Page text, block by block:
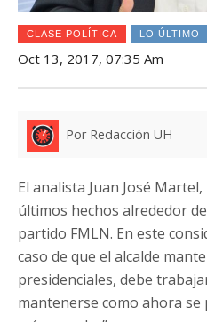
CLASE POLÍTICA LO ÚLTIMO
Oct 13, 2017, 07:35 Am
Por Redacción UH
El analista Juan José
últimos hechos alrededor
partido FMLN. En este
caso de que el alcalde
presidenciales, debe
mantenerse como ahora